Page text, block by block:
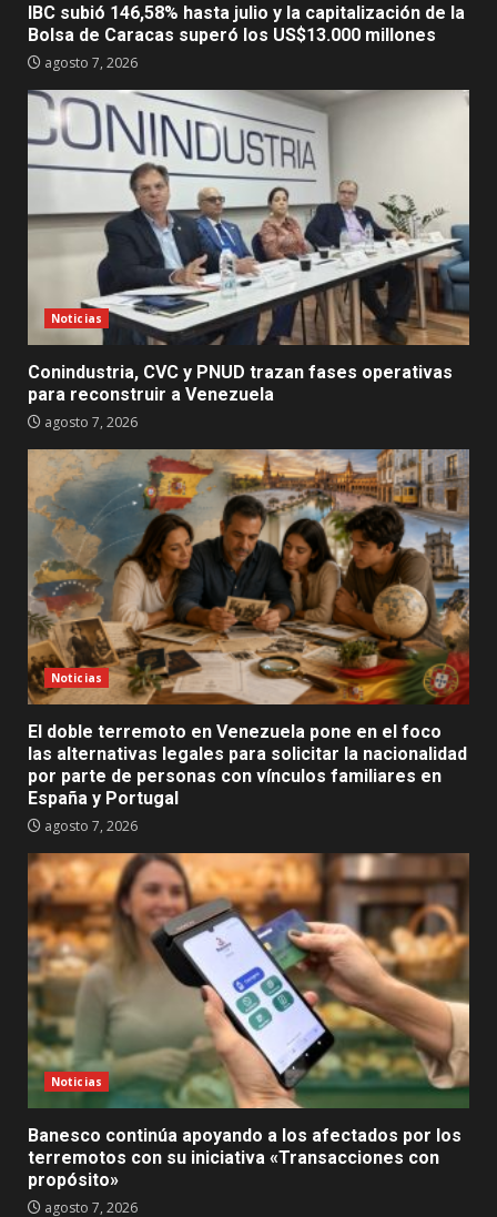
IBC subió 146,58% hasta julio y la capitalización de la
Bolsa de Caracas superó los US$13.000 millones
agosto 7, 2026
Noticias
Conindustria, CVC y PNUD trazan fases operativas
para reconstruir a Venezuela
agosto 7, 2026
Noticias
El doble terremoto en Venezuela pone en el foco
las alternativas legales para solicitar la nacionalidad
por parte de personas con vínculos familiares en
España y Portugal
agosto 7, 2026
Noticias
Banesco continúa apoyando a los afectados por los
terremotos con su iniciativa «Transacciones con
propósito»
agosto 7, 2026